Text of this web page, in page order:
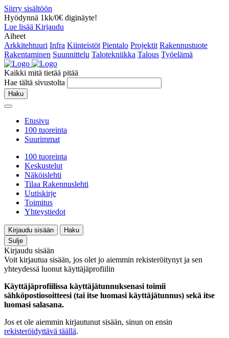
Siirry sisältöön
Hyödynnä 1kk/0€ diginäyte!
Lue lisää Kirjaudu
Aiheet
Arkkitehtuuri Infra Kiinteistöt Pientalo Projektit Rakennustuote
Rakentaminen Suunnittelu Talotekniikka Talous Työelämä
Kaikki mitä tietää pitää
Hae tältä sivustolta
Haku
Etusivu
100 tuoreinta
Suurimmat
100 tuoreinta
Keskustelut
Näköislehti
Tilaa Rakennuslehti
Uutiskirje
Toimitus
Yhteystiedot
Kirjaudu sisään
Haku
Sulje
Kirjaudu sisään
Voit kirjautua sisään, jos olet jo aiemmin rekisteröitynyt ja sen
yhteydessä luonut käyttäjäprofiilin
Käyttäjäprofiilissa käyttäjätunnuksenasi toimii
sähköpostiosoitteesi (tai itse luomasi käyttäjätunnus) sekä itse
luomasi salasana.
Jos et ole aiemmin kirjautunut sisään, sinun on ensin
rekisteröidyttävä täällä.